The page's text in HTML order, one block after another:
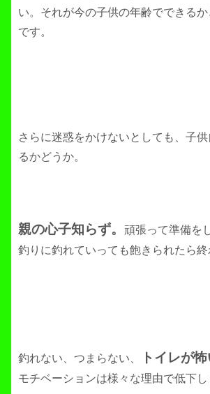
い。それが今の子供の年齢でできる
です。
さらに迷惑をかけないとしても、子
るかどうか。
親の心子知らず。
頑張って準備を
釣りに釣れていっても飽きられたら終
釣れない、つまらない、 トイレが
モチベーションは様々な理由で低下し